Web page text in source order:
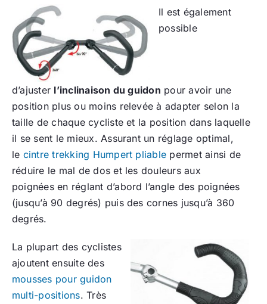
Il est également
possible
d’ajuster l’inclinaison du guidon pour avoir une
position plus ou moins relevée à adapter selon la
taille de chaque cycliste et la position dans laquelle
il se sent le mieux. Assurant un réglage optimal,
le cintre trekking Humpert pliable permet ainsi de
réduire le mal de dos et les douleurs aux
poignées en réglant d’abord l’angle des poignées
(jusqu’à 90 degrés) puis des cornes jusqu’à 360
degrés.
La plupart des cyclistes
ajoutent ensuite des
mousses pour guidon
multi-positions. Très